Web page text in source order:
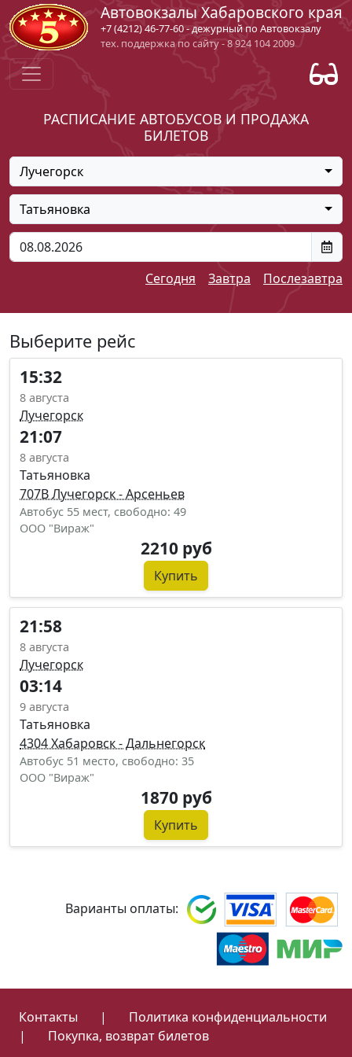
Автовокзалы Хабаровского края
+7 (4212) 46-77-60 - дежурный по Автовокзалу
тех. поддержка по сайту - 8 924 104 2009
РАСПИСАНИЕ АВТОБУСОВ И ПРОДАЖА
БИЛЕТОВ
Лучегорск
Татьяновка
Сегодня Завтра Послезавтра
Выберите рейс
15:32
8 августа
Лучегорск
21:07
8 августа
Татьяновка
707В Лучегорск - Арсеньев
Автобус 55 мест, свободно: 49
ООО "Вираж"
2210 руб
Купить
21:58
8 августа
Лучегорск
03:14
9 августа
Татьяновка
4304 Хабаровск - Дальнегорск
Автобус 51 место, свободно: 35
ООО "Вираж"
1870 руб
Купить
Варианты оплаты:
Контакты |
Политика конфиденциальности
|
Покупка, возврат билетов